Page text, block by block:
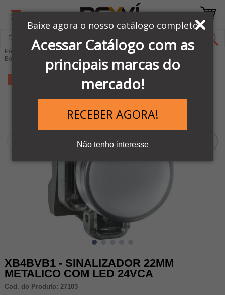
Baixe agora o nosso catálogo completo
Acessar Catálogo com as
principais marcas do
mercado!
RECEBER AGORA!
Não tenho interesse
Página Inicial
LINHA AUTOMAÇÃO SCHNEIDER
Botões e comandos Elétricos
Linha de Botões XB4
XB4BVB1 - SINALIZADOR 22MM
METALICO COM LED 24VCA
Cod. do Produto: 27103